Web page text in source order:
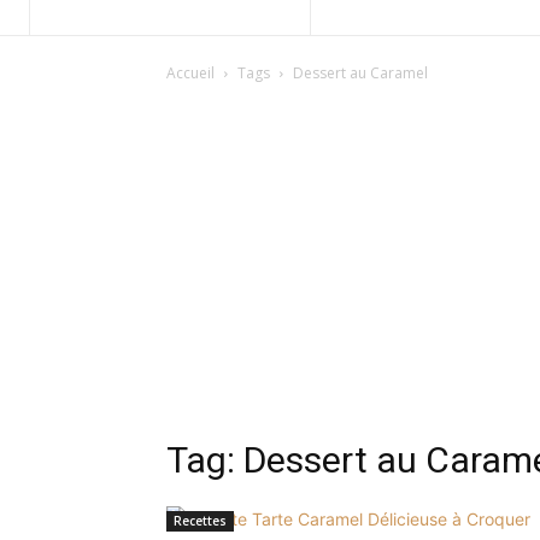
Accueil Tags Dessert au Caramel
Tag: Dessert au
Recettes